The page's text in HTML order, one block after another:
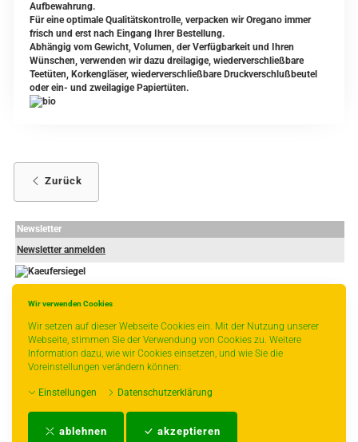
Wir verwenden Cookies
Wir setzen auf dieser Webseite Cookies ein. Mit der Nutzung unserer
Webseite, stimmen Sie der Verwendung von Cookies zu. Weitere
Information dazu, wie wir Cookies einsetzen, und wie Sie die
Voreinstellungen verändern können:
Einstellungen Datenschutzerklärung
ablehnen akzeptieren
Aufbewahrung.
Für eine optimale Qualitätskontrolle, verpacken wir Oregano immer
frisch und erst nach Eingang Ihrer Bestellung.
Abhängig vom Gewicht, Volumen, der Verfügbarkeit und Ihren
Wünschen, verwenden wir dazu dreilagige, wiederverschließbare
Teetüten, Korkengläser, wiederverschließbare Druckverschlußbeutel
oder ein- und zweilagige Papiertüten.
Zurück
Newsletter
Newsletter anmelden
- ----------------
* gilt für Lieferungen innerhalb Deutschlands, Lieferzeiten für andere Länder
entnehmen Sie bitte der Schaltfläche mit den Versandinformationen.
Impressum-AGB-Zahlungs- und Versandbedingungen